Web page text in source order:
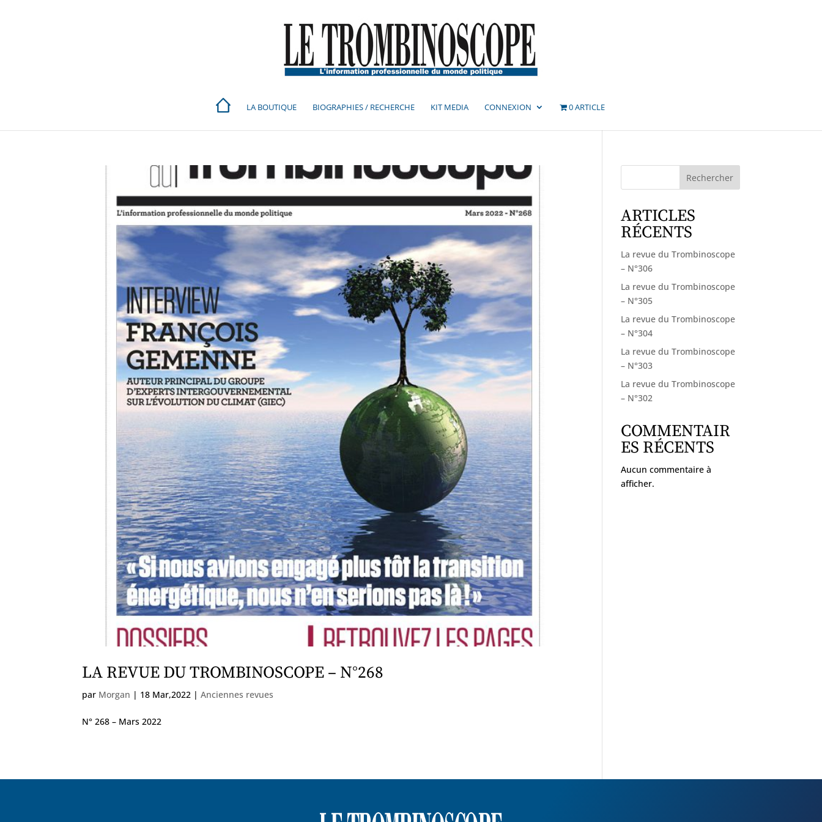
LA BOUTIQUE BIOGRAPHIES / RECHERCHE KIT MEDIA CONNEXION 0 ARTICLE
LA REVUE DU TROMBINOSCOPE – N°268
par Morgan | 18 Mar,2022 |Anciennes revues
N° 268 – Mars 2022
Rechercher
ARTICLES
RÉCENTS
La revue du Trombinoscope
– N°306
La revue du Trombinoscope
– N°305
La revue du Trombinoscope
– N°304
La revue du Trombinoscope
– N°303
La revue du Trombinoscope
– N°302
COMMENTAIR
ES RÉCENTS
Aucun commentaire à
afficher.